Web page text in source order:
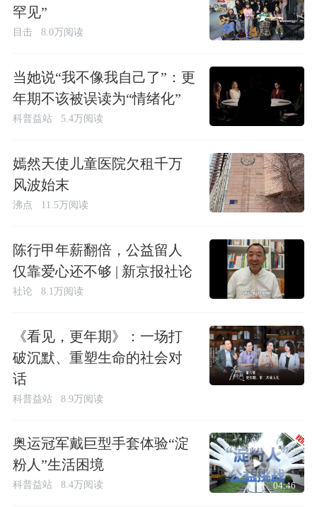
罕见”
目击 8.0万阅读
当她说“我不像我自己了”：更
年期不该被误读为“情绪化”
科普益站 5.4万阅读
嫣然天使儿童医院欠租千万
风波始末
沸点 11.5万阅读
陈行甲年薪翻倍，公益留人
仅靠爱心还不够 | 新京报社论
社论 8.1万阅读
《看见，更年期》：一场打
破沉默、重塑生命的社会对
话
科普益站 8.9万阅读
奥运冠军戴巨型手套体验“淀
粉人”生活困境
科普益站 8.4万阅读 04:46